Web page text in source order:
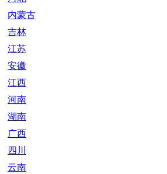
内蒙古
吉林
江苏
安徽
江西
河南
湖南
广西
四川
云南